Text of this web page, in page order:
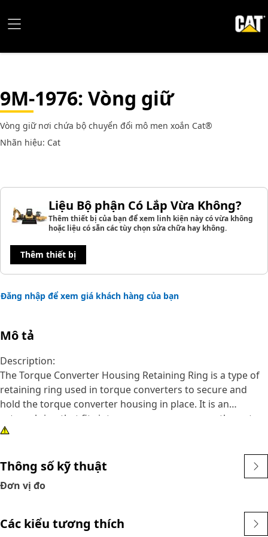
9M-1976: Vòng giữ
Vòng giữ nơi chứa bộ chuyển đổi mô men xoắn Cat®
Nhãn hiệu: Cat
Liệu Bộ phận Có Lắp Vừa Không?
Thêm thiết bị của bạn để xem linh kiện này có vừa không
hoặc liệu có sẵn các tùy chọn sửa chữa hay không.
Thêm thiết bị
Đăng nhập để xem giá khách hàng của bạn
Mô tả
Description:
The Torque Converter Housing Retaining Ring is a type of
retaining ring used in torque converters to secure and
hold the torque converter housing in place. It is an
external ring that fits into a groove or recess on the outer
surface of the torque converter housing, providing
during operation.
Attributes:
• Designed to withstand maximum force and load.
Thông số kỹ thuật
Đơn vị đo
Các kiểu tương thích